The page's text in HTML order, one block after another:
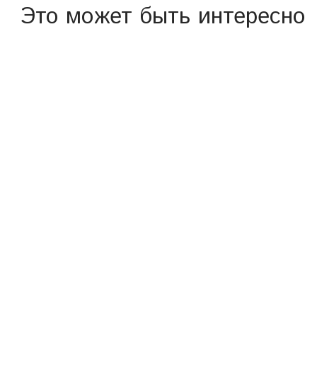
Это может быть интересно